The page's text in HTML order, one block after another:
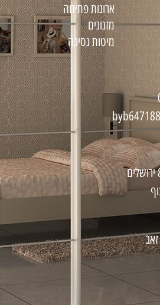
ארונות פתיחה
מזנונים
מיטות נסיכה